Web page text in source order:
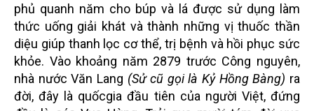
phủ quanh năm cho búp và lá được sử dụng làm
thức uống giải khát và thành những vị thuốc thần
diệu giúp thanh lọc cơ thể, trị bệnh và hồi phục sức
khỏe. Vào khoảng năm 2879 trước Công nguyên,
nhà nước Văn Lang (Sử cũ gọi là Kỷ Hồng Bàng) ra
đời, đây là quốcgia đầu tiên của người Việt, đứng